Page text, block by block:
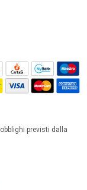
previsti dalla